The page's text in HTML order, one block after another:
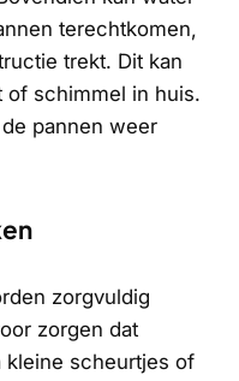
terechtkomen,
trekt. Dit kan
of schimmel in huis.
pannen weer
zorgvuldig
zorgen dat
kleine scheurtjes of